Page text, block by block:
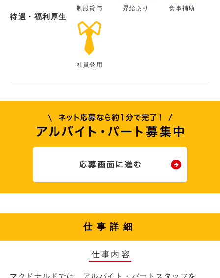
待遇・福利厚生
制服貸与 昇給あり 食事補助
社員登用
仕事詳細
仕事内容
マクドナルドでは、アルバイト・パートスタッフを